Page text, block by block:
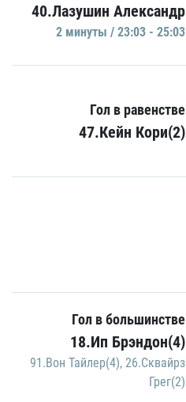
40.Лазушин Александр
2 минуты / 23:03 - 25:03
Гол в равенстве
47.Кейн Кори(2)
Гол в большинстве
18.Ип Брэндон(4)
91.Вон Тайлер(4), 26.Сквайрз
Грег(2)